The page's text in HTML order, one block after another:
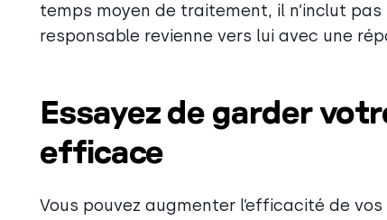
temps moyen de traitement, il n’inclut
responsable revienne vers lui avec une
Essayez de garder
efficace
Vous pouvez augmenter l’efficacité de